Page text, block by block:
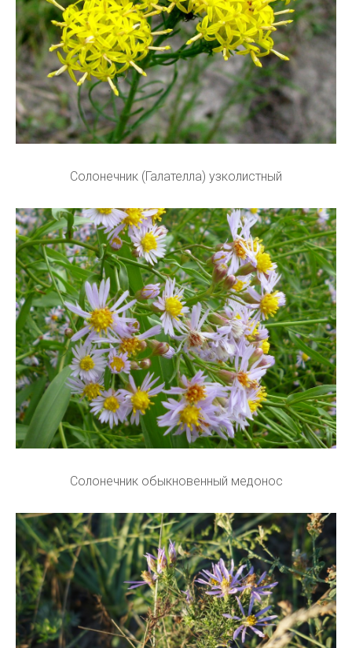
Солонечник (Галателла) узколистный
Солонечник обыкновенный медонос